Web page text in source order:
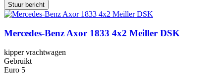
Stuur bericht
Mercedes-Benz Axor 1833 4x2 Meiller DSK
kipper vrachtwagen
Gebruikt
Euro 5